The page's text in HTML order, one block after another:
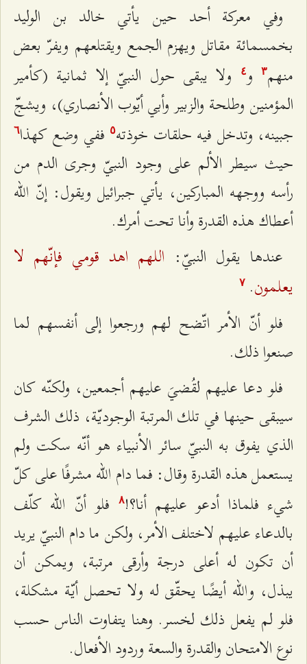
وفي معركة أحد حين يأتي خالد بن الوليد
بخمسمائة مقاتل ويهزم الجمع ويقتلعهم ويفرّ بعض
منهم٣ و ٤
ولا یبقى حول النبيّ إلا ثمانية (كأمير
المؤمنين وطلحة والزبير وأبي أيّوب الأنصاري)، ويشجّ
جبينه، وتدخل فيه حلقات خوذته٥ ففي وضع كهذا٦
حيث سيطر الألم على وجود النبيّ وجرى الدم من
رأسه ووجهه المباركين، يأتي جبرائیل ویقول: إنّ الله
أعطاك هذه القدرة وأنا تحت أمرك.
عندها يقول النبيّ: اللهم اهد قومي فإنّهم لا
يعلمون. ۷
فلو أنّ الأمر اتّضح لهم ورجعوا إلى أنفسهم لما
صنعوا ذلك.
فلو دعا عليهم لقُضيَ عليهم أجمعين، ولكنّه كان
سيبقى حينها في تلك المرتبة الوجوديّة، ذلك الشرف
الذي يفوق به النبيّ سائر الأنبياء هو أنّه سكت ولم
يستعمل هذه القدرة وقال: فما دام الله مشرفًا على كلّ
شيء فلماذا أدعو عليهم أنا؟!۸
فلو أنّ الله كلّف
بالدعاء عليهم لاختلف الأمر، ولكن ما دام النبيّ يريد
أن تكون له أعلى درجة وأرقى مرتبة، ويمكن أن
يبذل، والله أيضًا يحقّق له ولا تحصل أيّة مشكلة،
فلو لم يفعل ذلك لخسر. وهنا يتفاوت الناس حسب
نوع الامتحان والقدرة والسعة وردود الأفعال.